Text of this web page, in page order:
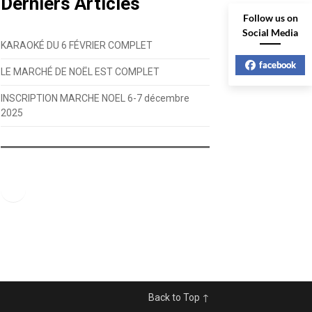
KARAOKÉ DU 6 FÉVRIER COMPLET
LE MARCHÉ DE NOËL EST COMPLET
INSCRIPTION MARCHE NOEL 6-7 décembre
2025
Back to Top ↑
Follow us on
Social Media
facebook